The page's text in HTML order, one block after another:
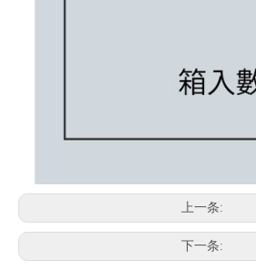
上一条:
下一条: